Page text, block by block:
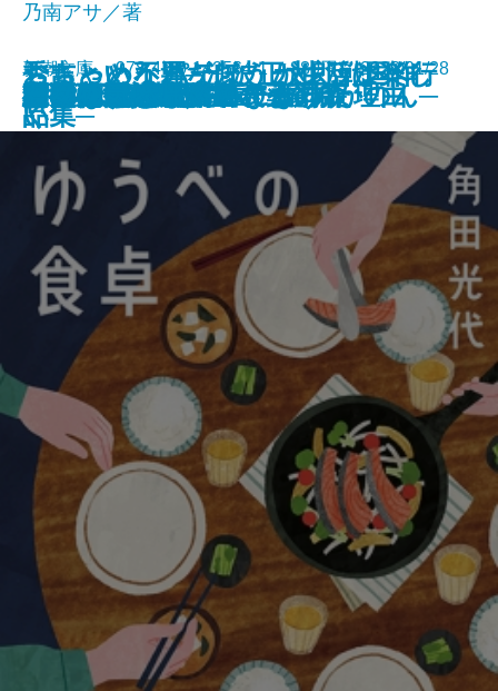
ちょっと不運なほうが生活は楽し
い
わたしたちが泥棒になった理由
こんな感じで書いてます
ラザロの迷宮
悪党たちのシチュー
おちゃめなパティ、カレッジへ行
く
猫の神隠し 幽世の薬剤師
忘らるる惑星
8月31日の初恋
雫の街─家裁調査官・庵原かのん─
乃南アサ／著
新潮文庫 978-4-10-142564-1 880円 2026/01/28
ゆうべの食卓
神獣夢望伝
水谷豊 自伝
野獣死すべし
ジャックポット
秀吉という男─池波正太郎戦国作
品集─
判事の殺人リスト〔上〕
判事の殺人リスト〔下〕
彼女の思い出／逆さまの森
君を狂気と呼ぶのなら